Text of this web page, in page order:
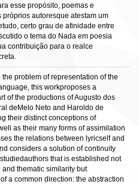
esse propósito, poemas e
próprios autoresque atestam um
certo grau de afinidade entre
o tema do Nada em poesia
contribuição para o realce
the problem of representation of the
this workproposes a
of the productions of Augusto dos
deMelo Neto and Haroldo de
their distinct conceptions of
as their many forms of assimilation
the relations between lyricself and
considers a solution of continuity
that is established not
and thematic similarity but
a common direction: the abstraction